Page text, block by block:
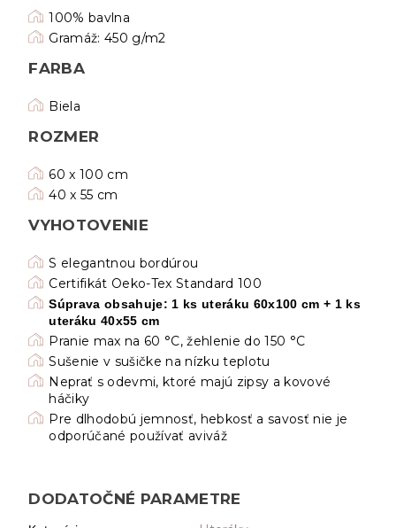
100% bavlna
Gramáž: 450 g/m2
FARBA
Biela
ROZMER
60 x 100 cm
40 x 55 cm
VYHOTOVENIE
S elegantnou bordúrou
Certifikát Oeko-Tex Standard 100
Súprava obsahuje: 1 ks uteráku 60x100 cm + 1 ks
uteráku 40x55 cm
Pranie max na 60 °C, žehlenie do 150 °C
Sušenie v sušičke na nízku teplotu
Neprať s odevmi, ktoré majú zipsy a kovové
háčiky
Pre dlhodobú jemnosť, hebkosť a savosť nie je
odporúčané používať aviváž
DODATOČNÉ PARAMETRE